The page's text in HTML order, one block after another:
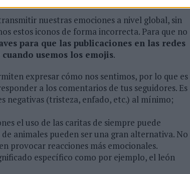
nuestras emociones a nivel global, sin
estos iconos de forma incorrecta. Para que no
para que las publicaciones en las redes
usemos los emojis.
expresar cómo nos sentimos, por lo que es
a los comentarios de tus seguidores. Es
negativas (tristeza, enfado, etc.) al mínimo;
el uso de las caritas de siempre puede
animales pueden ser una gran alternativa. No
provocar reacciones más emocionales.
específico como por ejemplo, el león